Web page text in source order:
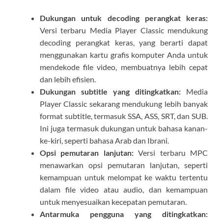
Dukungan untuk decoding perangkat keras:
Versi terbaru Media Player Classic mendukung
decoding perangkat keras, yang berarti dapat
menggunakan kartu grafis komputer Anda untuk
mendekode file video, membuatnya lebih cepat
dan lebih efisien.
Dukungan subtitle yang ditingkatkan: Media
Player Classic sekarang mendukung lebih banyak
format subtitle, termasuk SSA, ASS, SRT, dan SUB.
Ini juga termasuk dukungan untuk bahasa kanan-
ke-kiri, seperti bahasa Arab dan Ibrani.
Opsi pemutaran lanjutan:Versi terbaru MPC
menawarkan opsi pemutaran lanjutan, seperti
kemampuan untuk melompat ke waktu tertentu
dalam file video atau audio, dan kemampuan
untuk menyesuaikan kecepatan pemutaran.
Antarmuka pengguna yang ditingkatkan: